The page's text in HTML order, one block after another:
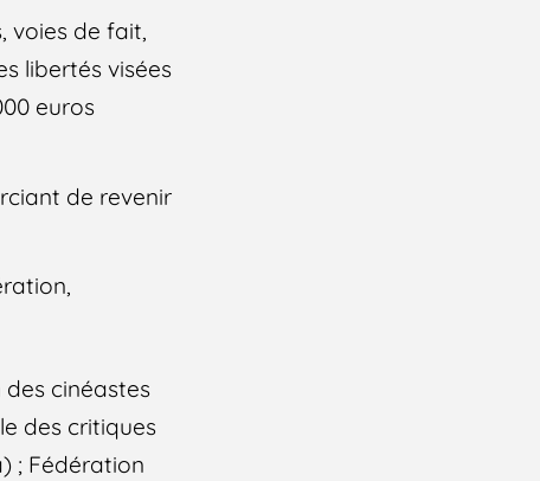
voies de fait,
libertés visées
euros
de revenir
cinéastes
des critiques
; Fédération